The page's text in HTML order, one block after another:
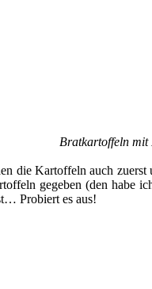
Bratkartoffeln mit
die Kartoffeln auch
gegeben (den habe
Probiert es aus!